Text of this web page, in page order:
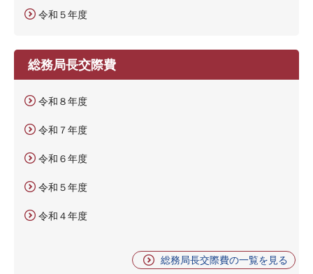
令和５年度
総務局長交際費
令和８年度
令和７年度
令和６年度
令和５年度
令和４年度
総務局長交際費の一覧を見る